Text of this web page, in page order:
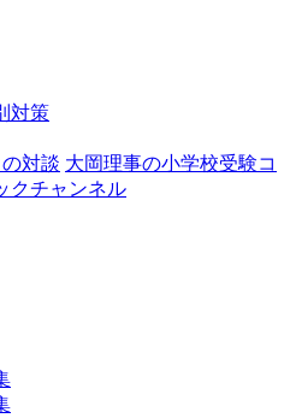
対策
対談 大岡理事の小学校受験コ
クチャンネル